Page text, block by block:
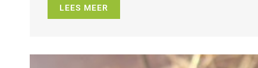
LEES MEER